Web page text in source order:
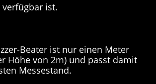
ist.
Beater ist nur einen Meter
Höhe von 2m) und passt damit
Messestand.